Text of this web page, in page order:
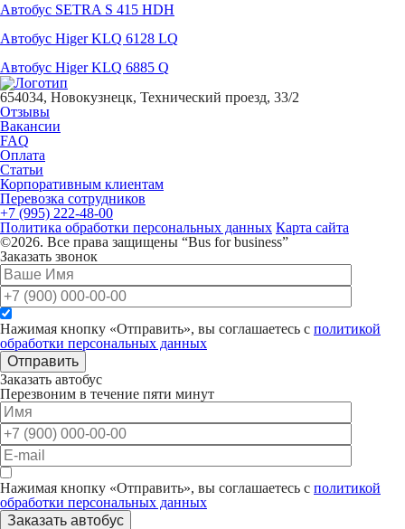
Автобус SETRA S 415 HDH
Автобус Higer KLQ 6128 LQ
Автобус Higer KLQ 6885 Q
654034, Новокузнецк, Технический проезд, 33/2
Отзывы
Вакансии
FAQ
Оплата
Статьи
Корпоративным клиентам
Перевозка сотрудников
+7 (995) 222-48-00
Политика обработки персональных данных Карта сайта
©2026. Все права защищены “Bus for business”
Заказать звонок
Нажимая кнопку «Отправить», вы соглашаетесь с политикой
обработки персональных данных
Отправить
Заказать автобус
Перезвоним в течение пяти минут
Нажимая кнопку «Отправить», вы соглашаетесь с политикой
обработки персональных данных
Заказать автобус